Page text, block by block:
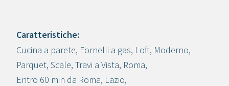
Crea progetto
Caratteristiche:
Cucina a parete, Fornelli a gas, Loft, Moderno,
Parquet, Scale, Travi a Vista, Roma,
Entro 60 min da Roma, Lazio,